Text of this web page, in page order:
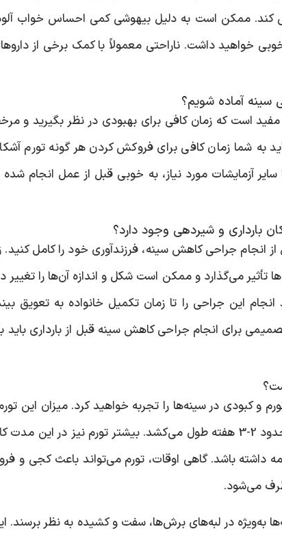
ممکن است به دلیل بیهوشی کمی احساس خواب
خواهید داشت. ناراحتی معمولاً با کمک برخی از
سینه آماده شویم؟
است که زمان کافی برای بهبودی در نظر بگیرید و
به شما زمان کافی برای فروکش کردن هر گونه تورم
آزمایشات مورد نیاز، به خوبی قبل از عمل انجام شده
بارداری و شیردهی وجود دارد؟
انجام جراحی کاهش سینه، فرزندآوری خود را کامل کنید.
تأثیر می‌گذارد و ممکن است شکل و اندازه آن‌ها را تغییر
انجام این جراحی را تا زمان تکمیل خانواده به تعویق
برای انجام جراحی کاهش سینه قبل از بارداری باید
و کبودی در سینه‌ها را تجربه خواهید کرد. میزان این
کبودی، در صورت بروز، معمولاً حدود 2-3 هفته طول می‌کشد. بیشتر تورم
خفیفی تا 4-6 ماه ادامه داشته باشد. گاهی اوقات، تورم می‌تواند باعث
می‌شود.
در لبه‌های برش‌ها، سفت و کشیده به نظر برسند.